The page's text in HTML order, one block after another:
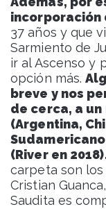
incorporación
37 años y que
Sarmiento de
ir al Ascenso y
opción más.
breve y nos
de cerca, a
(Argentina,
(River en
carpeta son
Cristian
Saudita es